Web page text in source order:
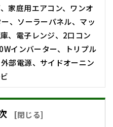
家庭用エアコン、ワンオ
、ソーラーパネル、マッ
、電子レンジ、2口コン
インバーター、トリプル
部電源、サイドオーニン
[閉じる]